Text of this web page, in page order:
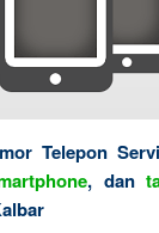
Telepon
, dan